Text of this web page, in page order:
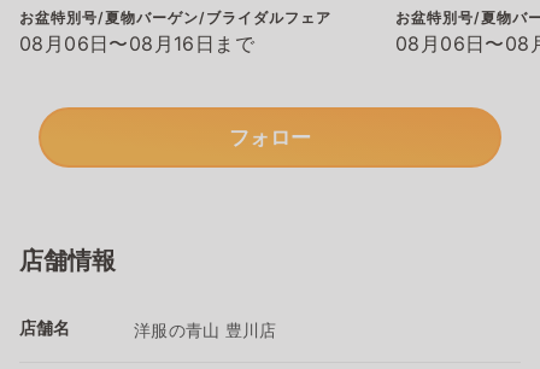
お盆特別号/夏物バーゲン/ブライダルフェア
08月06日〜08月16日まで
お盆特別号/夏物バ
08月06日〜08
フォロー
店舗情報
店舗名 洋服の青山 豊川店